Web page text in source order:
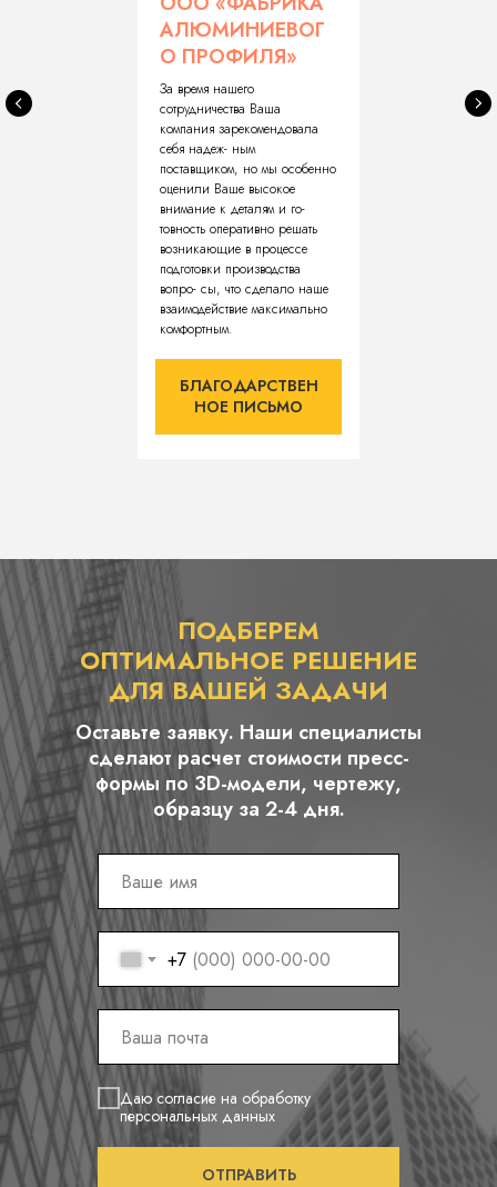
АЛЮМИНИЕВОГ
О ПРОФИЛЯ»
За время нашего
сотрудничества Ваша
компания зарекомендовала
себя надеж- ным
поставщиком, но мы особенно
оценили Ваше высокое
внимание к деталям и го-
товность оперативно решать
возникающие в процессе
подготовки производства
вопро- сы, что сделало наше
взаимодействие максимально
комфортным.
БЛАГОДАРСТВЕН
НОЕ ПИСЬМО
ПОДБЕРЕМ
ОПТИМАЛЬНОЕ РЕШЕНИЕ
ДЛЯ ВАШЕЙ ЗАДАЧИ
Оставьте заявку. Наши специалисты
сделают расчет стоимости пресс-
формы по 3D-модели, чертежу,
образцу за 2-4 дня.
+7
Даю согласие на обработку
персональных данных
ОТПРАВИТЬ